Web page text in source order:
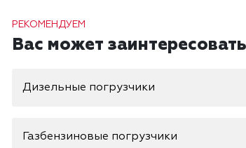
РЕКОМЕНДУЕМ
Вас может заинтересовать
Дизельные погрузчики
Газбензиновые погрузчики